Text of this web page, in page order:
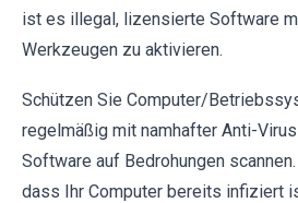
ist es illegal, lizensierte Software
Werkzeugen zu aktivieren.
Schützen Sie Computer/
regelmäßig mit namhafter Anti-
Software auf Bedrohungen
dass Ihr Computer bereits infiziert